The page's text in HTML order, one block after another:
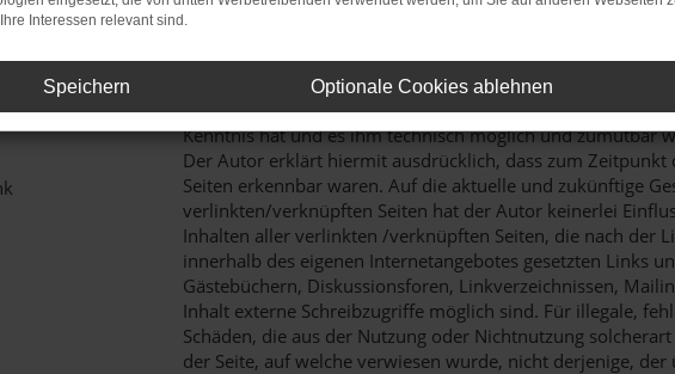
Bei direkten oder indirekten Verweisen auf fremde
Autors liegen, würde eine Haftungsverpflichtung
Kenntnis hat und es ihm technisch möglich und zumutbar
Der Autor erklärt hiermit ausdrücklich, dass zum
Seiten erkennbar waren. Auf die aktuelle und zukünftige
verlinkten/verknüpften Seiten hat der Autor keinerlei
Inhalten aller verlinkten /verknüpften Seiten, die nach der
innerhalb des eigenen Internetangebotes gesetzten Links
Gästebüchern, Diskussionsforen, Linkverzeichnissen,
Inhalt externe Schreibzugriffe möglich sind. Für illegale,
Schäden, die aus der Nutzung oder Nichtnutzung
der Seite, auf welche verwiesen wurde, nicht derjenige,
Interessen relevant sind.
Speichern Optionale Cookies ablehnen